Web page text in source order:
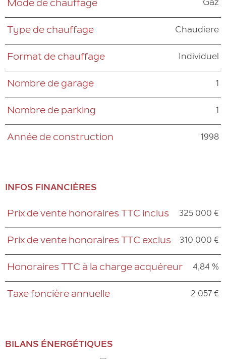
Mode de chauffage Gaz
Type de chauffage Chaudiere
Format de chauffage Individuel
Nombre de garage 1
Nombre de parking 1
Année de construction 1998
INFOS FINANCIÈRES
Caractéristiques Valeurs
Prix de vente honoraires TTC inclus 325 000 €
Prix de vente honoraires TTC exclus 310 000 €
Honoraires TTC à la charge acquéreur 4,84 %
Taxe foncière annuelle 2 057 €
BILANS ÉNERGÉTIQUES